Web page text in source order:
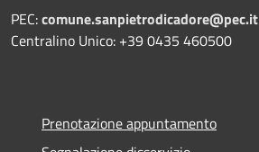
PEC:comune.sanpietrodicadore@pec.it
Centralino Unico: +39 0435 460500
Prenotazione appuntamento